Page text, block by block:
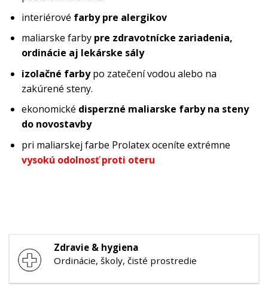
interiérové farby pre alergikov
maliarske farby pre zdravotnícke zariadenia,
ordinácie aj lekárske sály
izolačné farbypo zatečení vodou alebo na
zakúrené steny.
ekonomické disperzné maliarske farby na steny
do novostavby
pri maliarskej farbe Prolatex oceníte extrémne
vysokú odolnosť proti oteru
Zdravie & hygiena
Ordinácie, školy, čisté prostredie